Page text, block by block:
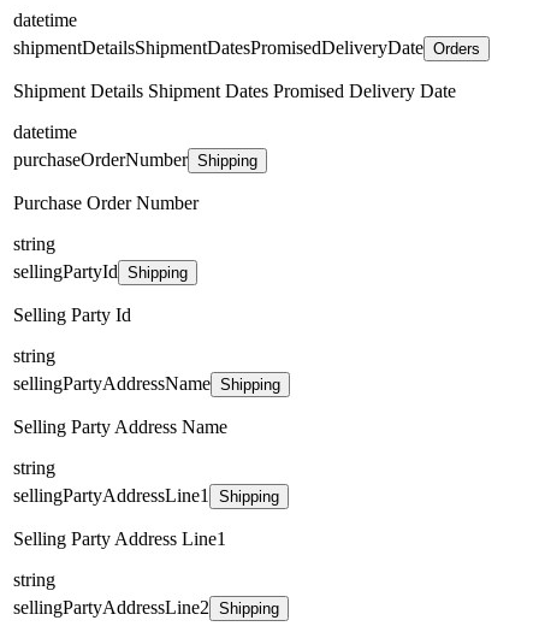
datetime
shipmentDetailsShipmentDatesPromisedDeliveryDate Orders
Shipment Details Shipment Dates Promised Delivery Date
datetime
purchaseOrderNumber Shipping
Purchase Order Number
string
sellingPartyId Shipping
Selling Party Id
string
sellingPartyAddressName Shipping
Selling Party Address Name
string
sellingPartyAddressLine1
Shipping
Selling Party Address Line1
string
sellingPartyAddressLine2 Shipping